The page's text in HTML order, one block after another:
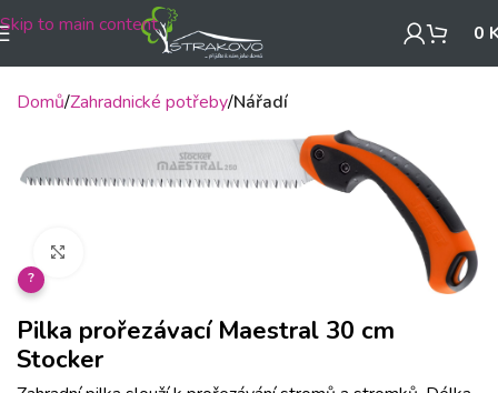
Skip to main content 0
Domů Zahradnické potřeby Nářadí
?
Pilka prořezávací Maestral 30 cm
Stocker